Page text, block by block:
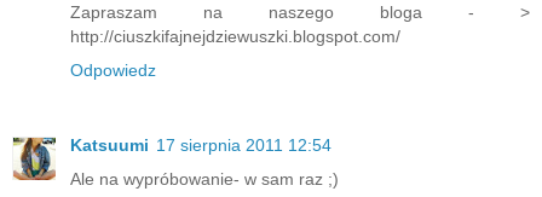
Zapraszam na naszego bloga - >
http://ciuszkifajnejdziewuszki.blogspot.com/
Odpowiedz
Katsuumi 17 sierpnia 2011 12:54
Ale na wypróbowanie- w sam raz ;)